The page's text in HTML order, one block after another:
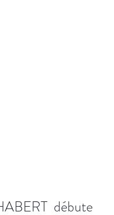
débute